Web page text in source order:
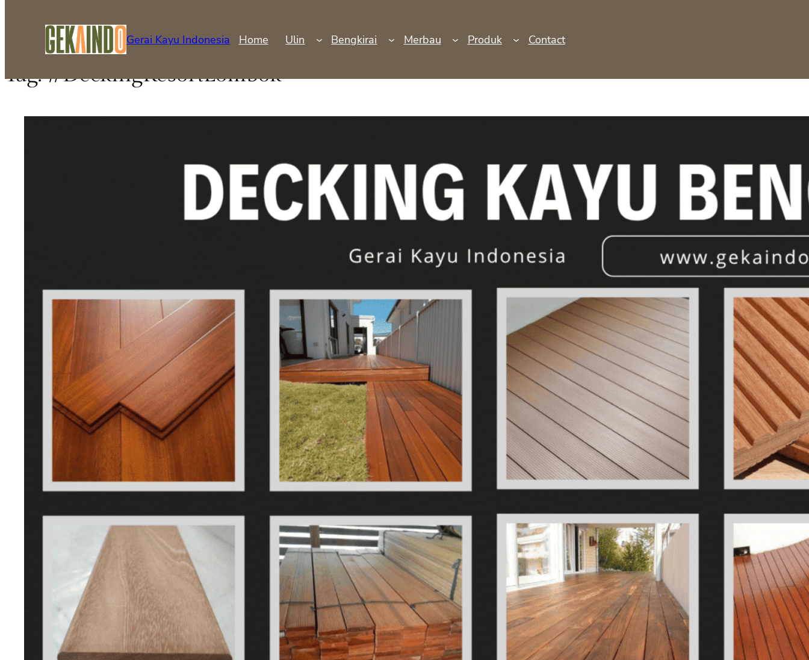
Gerai Kayu Indonesia Home Ulin Bengkirai Merbau Produk Contact
Tag:#DeckingResortLombok